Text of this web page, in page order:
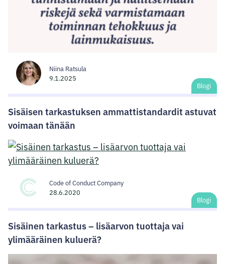
Niina Ratsula
9.1.2025
Blogi
Sisäisen tarkastuksen ammattistandardit astuvat
voimaan tänään
Code of Conduct Company
28.6.2020
Blogi
Sisäinen tarkastus – lisäarvon tuottaja vai
ylimääräinen kuluerä?